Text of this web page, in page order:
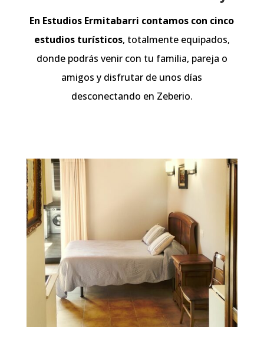
En Estudios Ermitabarri contamos con cinco
estudios turísticos, totalmente equipados,
donde podrás venir con tu familia, pareja o
amigos y disfrutar de unos días
desconectando en Zeberio.